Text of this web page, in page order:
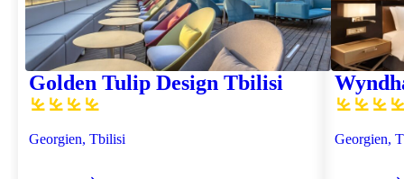
Golden Tulip Design Tbilisi
Georgien, Tbilisi Georgien,